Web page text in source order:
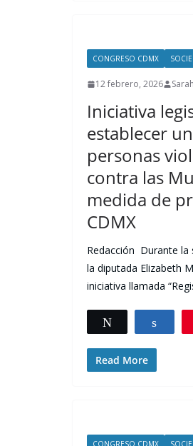
CONGRESO CDMX
12 febrero, 2026
Iniciativa
establecer
personas
contra las
medida de
CDMX
Redacción Durante la
la diputada Elizabeth
iniciativa llamada
Read More
CONGRESO CDMX